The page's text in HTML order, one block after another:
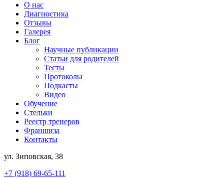
О нас
Диагностика
Отзывы
Галерея
Блог
Научные публикации
Статьи для родителей
Тесты
Протоколы
Подкасты
Видео
Обучение
Стельки
Реестр тренеров
Франшиза
Контакты
ул. Зиповская, 38
+7 (918) 69-65-111